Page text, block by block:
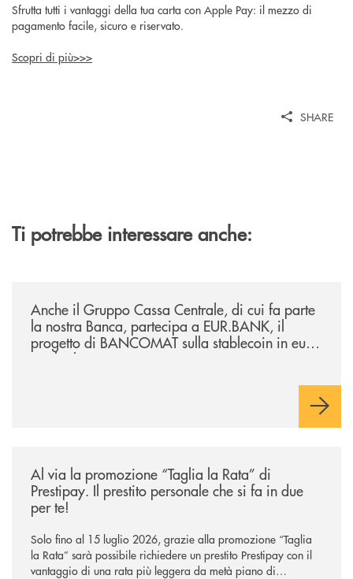
Sfrutta tutti i vantaggi della tua carta con Apple Pay: il mezzo di
pagamento facile, sicuro e riservato.
Scopri di più>>>
SHARE
Ti potrebbe interessare anche:
Anche il Gruppo Cassa Centrale, di cui fa parte
la nostra Banca, partecipa a EUR.BANK, il
progetto di BANCOMAT sulla stablecoin in euro
e sul relativo ecosistema
Al via la promozione “Taglia la Rata” di
Prestipay. Il prestito personale che si fa in due
per te!
Solo fino al 15 luglio 2026, grazie alla promozione “Taglia
la Rata” sarà possibile richiedere un prestito Prestipay con il
vantaggio di una rata più leggera da metà piano di